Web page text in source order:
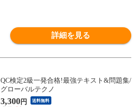
詳細を見る
QC検定2級一発合格!最強テキスト&問題集/
グローバルテクノ
3,300円 送料無料